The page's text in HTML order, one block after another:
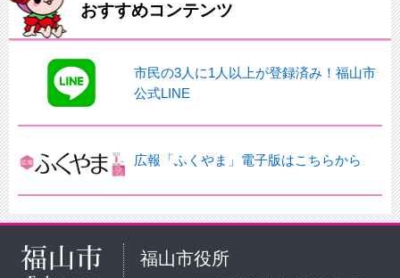
おすすめコンテンツ
市民の3人に1人以上が登録済み！福山市
公式LINE
広報「ふくやま」電子版はこちらから
福山市役所